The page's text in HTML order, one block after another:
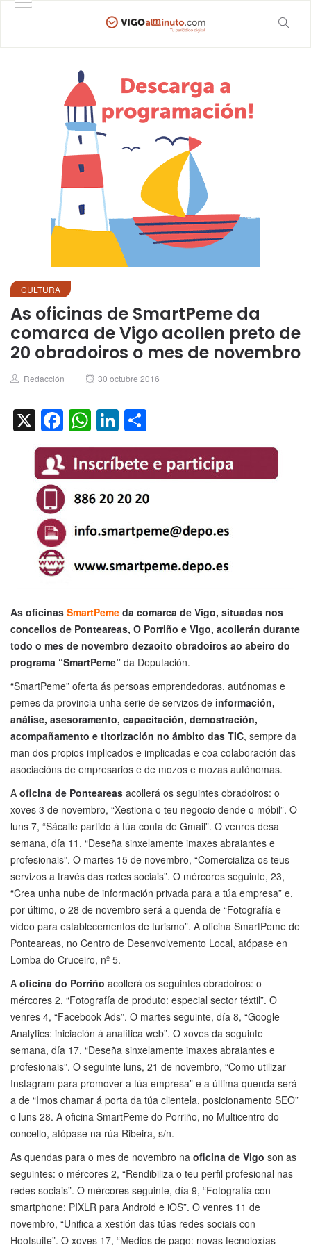
CULTURA
As oficinas de SmartPeme da
comarca de Vigo acollen preto de
20 obradoiros o mes de novembro
Author
Redacción
Posted
30 octubre 2016
X Facebook
WhatsApp
LinkedIn
As oficinas SmartPeme da comarca de Vigo, situadas nos
concellos de Ponteareas, O Porriño e Vigo, acollerán durante
todo o mes de novembro dezaoito obradoiros ao abeiro do
programa “SmartPeme” da Deputación.
“SmartPeme” oferta ás persoas emprendedoras, autónomas e
pemes da provincia unha serie de servizos de información,
análise, asesoramento, capacitación, demostración,
acompañamento e titorización no ámbito das TIC, sempre da
man dos propios implicados e implicadas e coa colaboración das
asociacións de empresarios e de mozos e mozas autónomas.
A oficina de Ponteareas acollerá os seguintes obradoiros: o
xoves 3 de novembro, “Xestiona o teu negocio dende o móbil”. O
luns 7, “Sácalle partido á túa conta de Gmail”. O venres desa
semana, día 11, “Deseña sinxelamente imaxes abraiantes e
profesionais”. O martes 15 de novembro, “Comercializa os teus
servizos a través das redes sociais”. O mércores seguinte, 23,
“Crea unha nube de información privada para a túa empresa” e,
por último, o 28 de novembro será a quenda de “Fotografía e
vídeo para establecementos de turismo”. A oficina SmartPeme de
Ponteareas, no Centro de Desenvolvemento Local, atópase en
Lomba do Cruceiro, nº 5.
A oficina do Porriño acollerá os seguintes obradoiros: o
mércores 2, “Fotografía de produto: especial sector téxtil”. O
venres 4, “Facebook Ads”. O martes seguinte, día 8, “Google
Analytics: iniciación á analítica web”. O xoves da seguinte
semana, día 17, “Deseña sinxelamente imaxes abraiantes e
profesionais”. O seguinte luns, 21 de novembro, “Como utilizar
Instagram para promover a túa empresa” e a última quenda será
a de “Imos chamar á porta da túa clientela, posicionamento SEO”
o luns 28. A oficina SmartPeme do Porriño, no Multicentro do
concello, atópase na rúa Ribeira, s/n.
As quendas para o mes de novembro na oficina de Vigo son as
seguintes: o mércores 2, “Rendibiliza o teu perfil profesional nas
redes sociais”. O mércores seguinte, día 9, “Fotografía con
smartphone: PIXLR para Android e iOS”. O venres 11 de
novembro, “Unifica a xestión das túas redes sociais con
Hootsuite”. O xoves 17, “Medios de pago: novas tecnoloxías